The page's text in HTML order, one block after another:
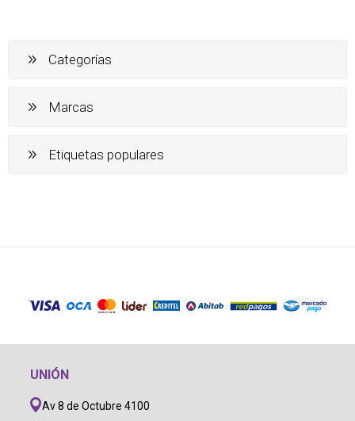
Categorías
Marcas
Etiquetas populares
UNIÓN
Av 8 de Octubre 4100